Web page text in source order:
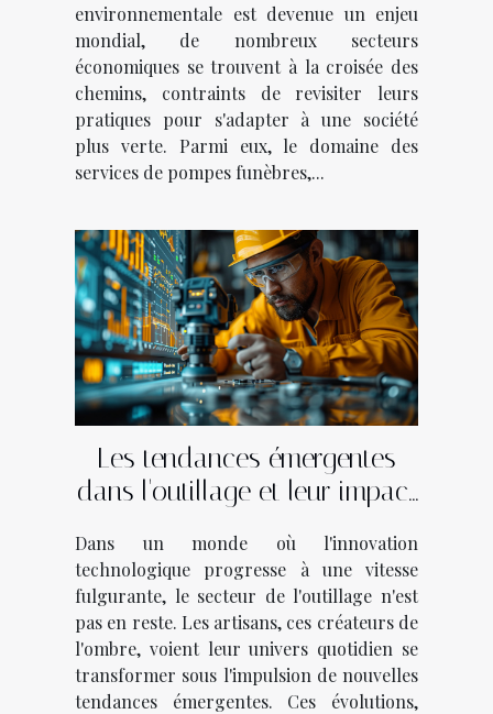
environnementale est devenue un enjeu
mondial, de nombreux secteurs
économiques se trouvent à la croisée des
chemins, contraints de revisiter leurs
pratiques pour s'adapter à une société
plus verte. Parmi eux, le domaine des
services de pompes funèbres,...
Les tendances émergentes
dans l'outillage et leur impact
Dans un monde où l'innovation
technologique progresse à une vitesse
fulgurante, le secteur de l'outillage n'est
pas en reste. Les artisans, ces créateurs de
l'ombre, voient leur univers quotidien se
transformer sous l'impulsion de nouvelles
tendances émergentes. Ces évolutions,